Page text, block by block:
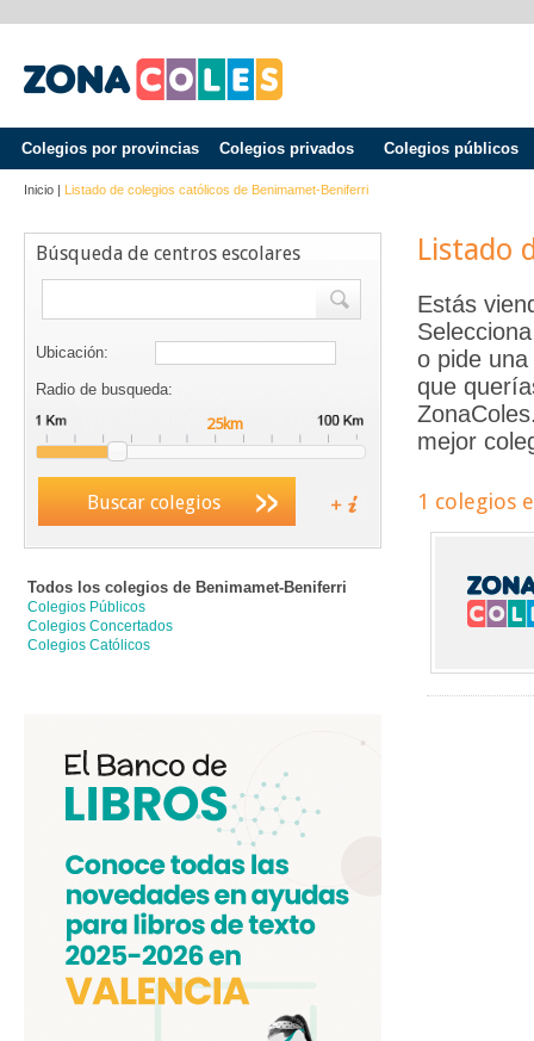
Colegios por provincias Colegios privados Colegios públicos
Inicio | Listado de colegios católicos de Benimamet-Beniferri
Búsqueda de centros escolares
Ubicación:
Radio de busqueda:
Buscar colegios
Todos los colegios de Benimamet-Beniferri
Colegios Públicos
Colegios Concertados
Colegios Católicos
Listado
Estás
o pide
que
mejor
1 colegios